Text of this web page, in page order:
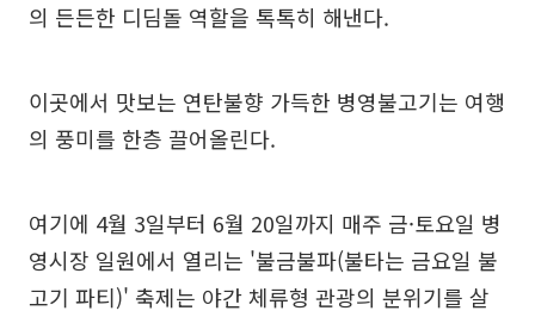
의 든든한 디딤돌 역할을 톡톡히 해낸다.
이곳에서 맛보는 연탄불향 가득한 병영불고기는 여행
의 풍미를 한층 끌어올린다.
여기에 4월 3일부터 6월 20일까지 매주 금·토요일 병
영시장 일원에서 열리는 '불금불파(불타는 금요일 불
고기 파티)' 축제는 야간 체류형 관광의 분위기를 살